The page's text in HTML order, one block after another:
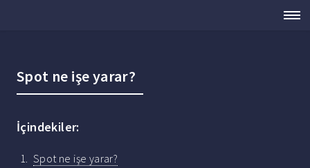
Spot ne işe yarar?
İçindekiler:
Spot ne işe yarar?